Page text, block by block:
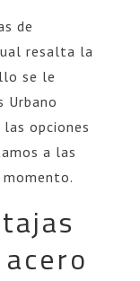
de
resalta la
se le
Urbano
opciones
a las